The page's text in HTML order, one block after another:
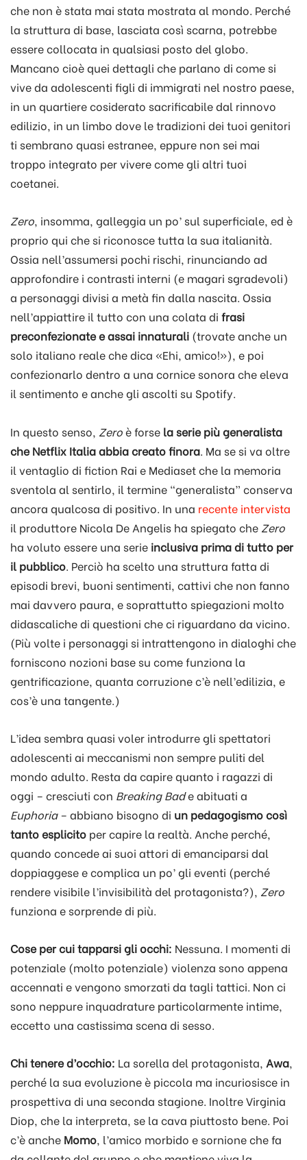
che non è stata mai stata mostrata al mondo. Perché
la struttura di base, lasciata così scarna, potrebbe
essere collocata in qualsiasi posto del globo.
Mancano cioè quei dettagli che parlano di come si
vive da adolescenti figli di immigrati nel nostro paese,
in un quartiere cosiderato sacrificabile dal rinnovo
edilizio, in un limbo dove le tradizioni dei tuoi genitori
ti sembrano quasi estranee, eppure non sei mai
troppo integrato per vivere come gli altri tuoi
coetanei.
Zero, insomma, galleggia un po’ sul superficiale, ed è
proprio qui che si riconosce tutta la sua italianità.
Ossia nell’assumersi pochi rischi, rinunciando ad
approfondire i contrasti interni (e magari sgradevoli)
a personaggi divisi a metà fin dalla nascita. Ossia
nell’appiattire il tutto con una colata di frasi
preconfezionate e assai innaturali (trovate anche un
solo italiano reale che dica «Ehi, amico!»), e poi
confezionarlo dentro a una cornice sonora che eleva
il sentimento e anche gli ascolti su Spotify.
In questo senso, Zeroè forse la serie più generalista
che Netflix Italia abbia creato finora . Ma se si va oltre
il ventaglio di fiction Rai e Mediaset che la memoria
sventola al sentirlo, il termine “generalista” conserva
ancora qualcosa di positivo. In una recente intervista
il produttore Nicola De Angelis ha spiegato che Zero
ha voluto essere una serie inclusiva prima di tutto per
il pubblico . Perciò ha scelto una struttura fatta di
episodi brevi, buoni sentimenti, cattivi che non fanno
mai davvero paura, e soprattutto spiegazioni molto
didascaliche di questioni che ci riguardano da vicino.
(Più volte i personaggi si intrattengono in dialoghi che
forniscono nozioni base su come funziona la
gentrificazione, quanta corruzione c’è nell’edilizia, e
cos’è una tangente.)
L’idea sembra quasi voler introdurre gli spettatori
adolescenti ai meccanismi non sempre puliti del
mondo adulto. Resta da capire quanto i ragazzi di
oggi – cresciuti con Breaking Bade abituati a
Euphoria– abbiano bisogno di un pedagogismo così
tanto esplicito per capire la realtà. Anche perché,
quando concede ai suoi attori di emanciparsi dal
doppiaggese e complica un po’ gli eventi (perché
rendere visibile l’invisibilità del protagonista?), Zero
funziona e sorprende di più.
Cose per cui tapparsi gli occhi: Nessuna. I momenti di
potenziale (molto potenziale) violenza sono appena
accennati e vengono smorzati da tagli tattici. Non ci
sono neppure inquadrature particolarmente intime,
eccetto una castissima scena di sesso.
Chi tenere d’occhio: La sorella del protagonista, Awa,
perché la sua evoluzione è piccola ma incuriosisce in
prospettiva di una seconda stagione. Inoltre Virginia
Diop, che la interpreta, se la cava piuttosto bene. Poi
c’è anche Momo, l’amico morbido e sornione che fa